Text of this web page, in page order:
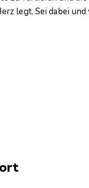
legt. Sei dabei